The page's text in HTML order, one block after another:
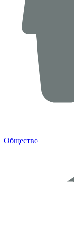
Общество